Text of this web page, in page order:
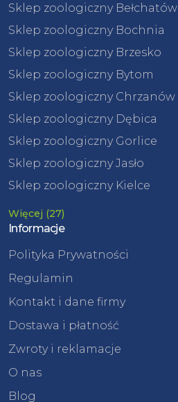
Sklep zoologiczny Bełchatów
Sklep zoologiczny Bochnia
Sklep zoologiczny Brzesko
Sklep zoologiczny Bytom
Sklep zoologiczny Chrzanów
Sklep zoologiczny Dębica
Sklep zoologiczny Gorlice
Sklep zoologiczny Jasło
Sklep zoologiczny Kielce
Więcej (27)
Informacje
Polityka Prywatności
Regulamin
Kontakt i dane firmy
Dostawa i płatność
Zwroty i reklamacje
O nas
Blog